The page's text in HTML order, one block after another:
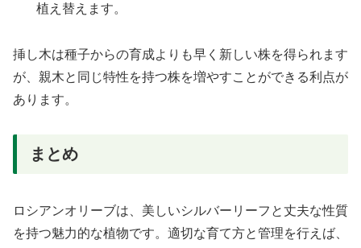
植え替えます。
挿し木は種子からの育成よりも早く新しい株を得られます
が、親木と同じ特性を持つ株を増やすことができる利点が
あります。
まとめ
ロシアンオリーブは、美しいシルバーリーフと丈夫な性質
を持つ魅力的な植物です。適切な育て方と管理を行えば、